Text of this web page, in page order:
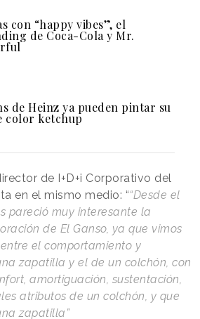
con “happy vibes”, el
de Coca-Cola y Mr.
de Heinz ya pueden pintar su
color ketchup
de I+D+i Corporativo del
en el mismo medio: ““Desde el
pareció muy interesante la
de El Ganso, ya que vimos
el comportamiento y
zapatilla y el de un colchón, con
amortiguación, sustentación,
atributos de un colchón, y que
zapatilla”